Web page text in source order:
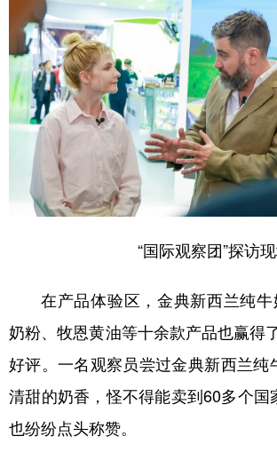
“国际观察团”探访
在产品体验区，金典新西兰纯牛
奶粉、牧恩黄油等十余款产品也赢得
好评。一名观察员尝过金典新西兰纯
清甜的奶香，怪不得能卖到60多个国
也纷纷点头称赞。